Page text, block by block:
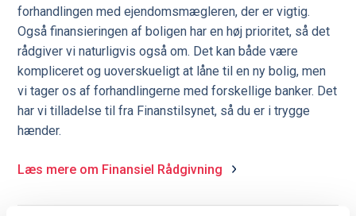
forhandlingen med ejendomsmægleren, der er vigtig.
Også finansieringen af boligen har en høj prioritet, så det
rådgiver vi naturligvis også om. Det kan både være
kompliceret og uoverskueligt at låne til en ny bolig, men
vi tager os af forhandlingerne med forskellige banker. Det
har vi tilladelse til fra Finanstilsynet, så du er i trygge
hænder.
Læs mere om Finansiel Rådgivning